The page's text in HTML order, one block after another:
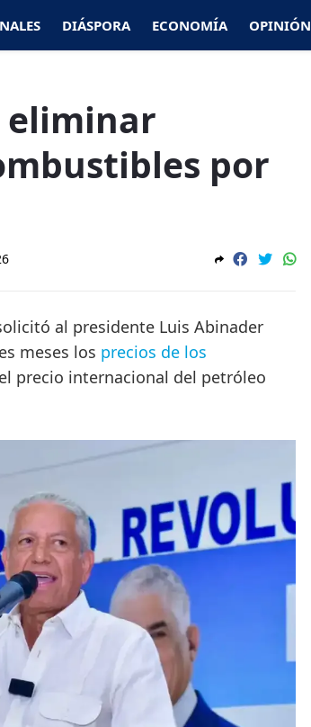
DIÁSPORA ECONOMÍA OPINIÓN
eliminar
por
al presidente Luis Abinader
meses los precios de los
precio internacional del petróleo